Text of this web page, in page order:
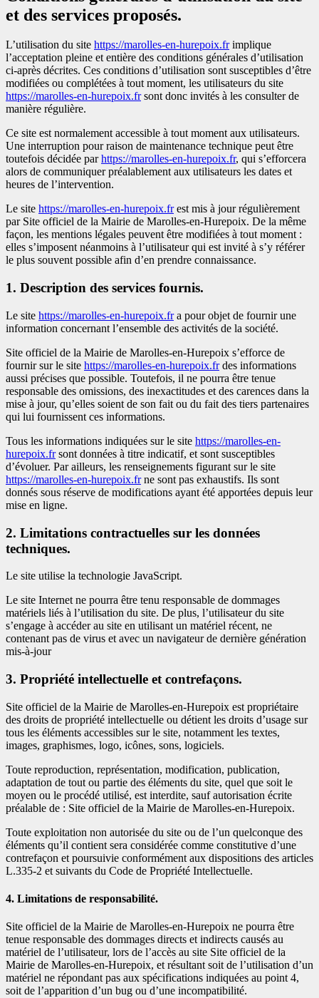
et des services proposés.
L’utilisation du site https://marolles-en-hurepoix.frimplique
l’acceptation pleine et entière des conditions générales d’utilisation
ci-après décrites. Ces conditions d’utilisation sont susceptibles d’être
modifiées ou complétées à tout moment, les utilisateurs du site
https://marolles-en-hurepoix.frsont donc invités à les consulter de
manière régulière.
Ce site est normalement accessible à tout moment aux utilisateurs.
Une interruption pour raison de maintenance technique peut être
toutefois décidée parhttps://marolles-en-hurepoix.fr, qui s’efforcera
alors de communiquer préalablement aux utilisateurs les dates et
heures de l’intervention.
Le site https://marolles-en-hurepoix.frest mis à jour régulièrement
par Site officiel de la Mairie de Marolles-en-Hurepoix. De la même
façon, les mentions légales peuvent être modifiées à tout moment :
elles s’imposent néanmoins à l’utilisateur qui est invité à s’y référer
le plus souvent possible afin d’en prendre connaissance.
1. Description des services fournis.
Le site https://marolles-en-hurepoix.fra pour objet de fournir une
information concernant l’ensemble des activités de la société.
Site officiel de la Mairie de Marolles-en-Hurepoix s’efforce de
fournir sur le site https://marolles-en-hurepoix.frdes informations
aussi précises que possible. Toutefois, il ne pourra être tenue
responsable des omissions, des inexactitudes et des carences dans la
mise à jour, qu’elles soient de son fait ou du fait des tiers partenaires
qui lui fournissent ces informations.
Tous les informations indiquées sur le site https://marolles-en-
hurepoix.frsont données à titre indicatif, et sont susceptibles
d’évoluer. Par ailleurs, les renseignements figurant sur le site
https://marolles-en-hurepoix.frne sont pas exhaustifs. Ils sont
donnés sous réserve de modifications ayant été apportées depuis leur
mise en ligne.
2. Limitations contractuelles sur les données
techniques.
Le site utilise la technologie JavaScript.
Le site Internet ne pourra être tenu responsable de dommages
matériels liés à l’utilisation du site. De plus, l’utilisateur du site
s’engage à accéder au site en utilisant un matériel récent, ne
contenant pas de virus et avec un navigateur de dernière génération
mis-à-jour
3. Propriété intellectuelle et contrefaçons.
Site officiel de la Mairie de Marolles-en-Hurepoix est propriétaire
des droits de propriété intellectuelle ou détient les droits d’usage sur
tous les éléments accessibles sur le site, notamment les textes,
images, graphismes, logo, icônes, sons, logiciels.
Toute reproduction, représentation, modification, publication,
adaptation de tout ou partie des éléments du site, quel que soit le
moyen ou le procédé utilisé, est interdite, sauf autorisation écrite
préalable de : Site officiel de la Mairie de Marolles-en-Hurepoix.
Toute exploitation non autorisée du site ou de l’un quelconque des
éléments qu’il contient sera considérée comme constitutive d’une
contrefaçon et poursuivie conformément aux dispositions des articles
L.335-2 et suivants du Code de Propriété Intellectuelle.
4. Limitations de responsabilité.
Site officiel de la Mairie de Marolles-en-Hurepoix ne pourra être
tenue responsable des dommages directs et indirects causés au
matériel de l’utilisateur, lors de l’accès au site Site officiel de la
Mairie de Marolles-en-Hurepoix, et résultant soit de l’utilisation d’un
matériel ne répondant pas aux spécifications indiquées au point 4,
soit de l’apparition d’un bug ou d’une incompatibilité.